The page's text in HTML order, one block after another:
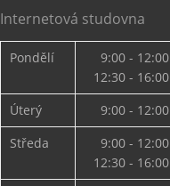
Internetová studovna
Pondělí
9:00 - 12:00
12:30 - 16:00
Úterý
9:00 - 12:00
Středa
9:00 - 12:00
12:30 - 16:00